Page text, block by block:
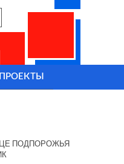
ПРОЕКТЫ
ПОДПОРОЖЬЯ